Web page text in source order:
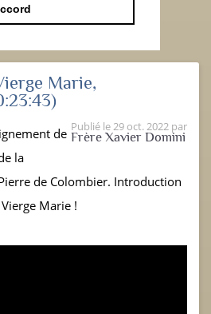
Marie,
Publié le29 oct. 2022 par
Frère Xavier Domini
de
la
de Colombier. Introduction
Marie !